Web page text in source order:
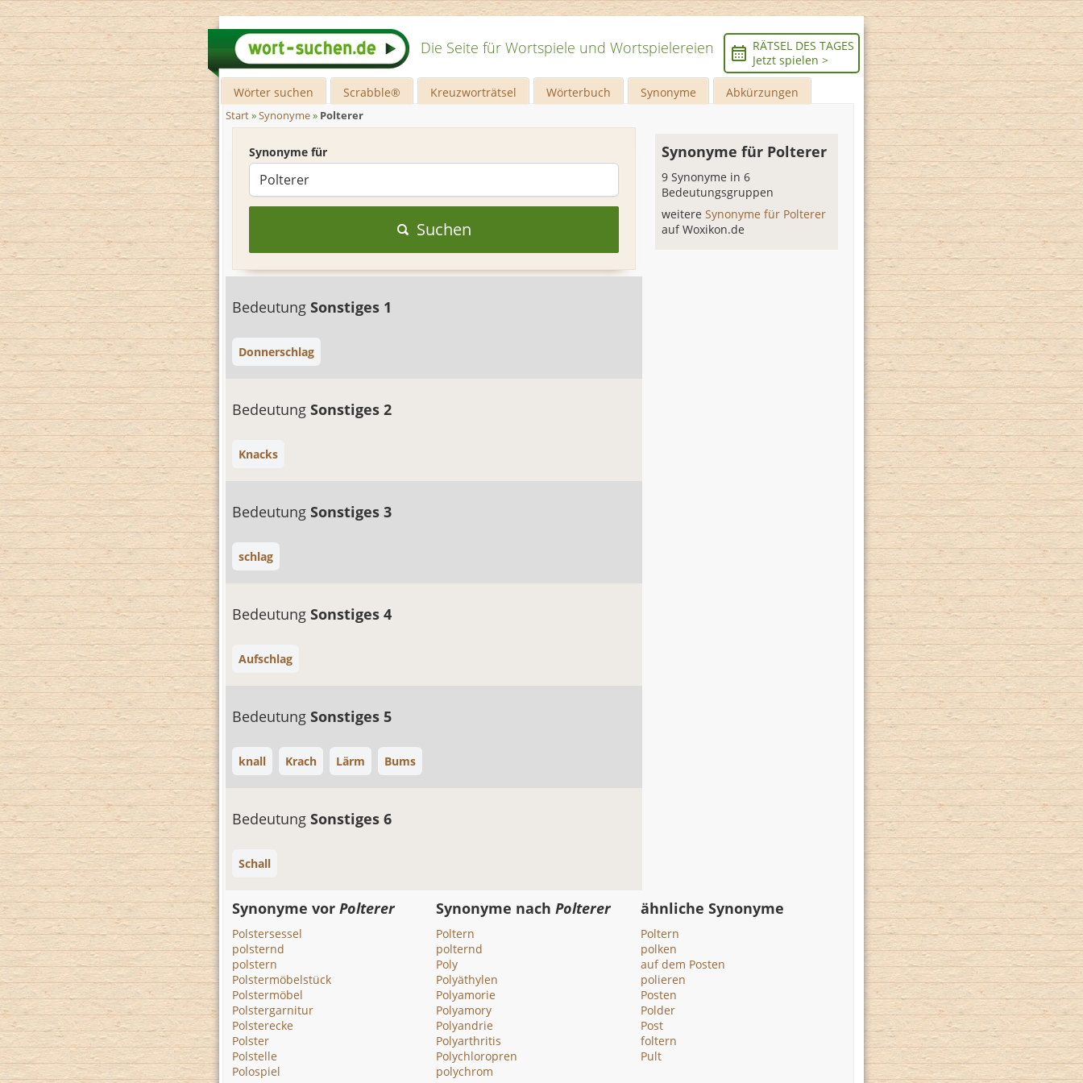
Die Seite für Wortspiele und Wortspielereien
RÄTSEL DES TAGES
Jetzt spielen >
Wörter suchen Scrabble® Kreuzworträtsel Wörterbuch Synonyme Abkürzungen
Start»Synonyme» Polterer
Synonyme für
Suchen
Bedeutung Sonstiges 1
Donnerschlag
Bedeutung Sonstiges 2
Knacks
Bedeutung Sonstiges 3
schlag
Bedeutung Sonstiges 4
Aufschlag
Bedeutung Sonstiges 5
knall Krach Lärm Bums
Bedeutung Sonstiges 6
Schall
Synonyme für Polterer
9 Synonyme in 6
Bedeutungsgruppen
weitereSynonyme für Polterer
auf Woxikon.de
Synonyme vor Polterer
Polstersessel
polsternd
polstern
Polstermöbelstück
Polstermöbel
Polstergarnitur
Polsterecke
Polster
Polstelle
Polospiel
Synonyme nachPolterer
Poltern
polternd
Poly
Polyäthylen
Polyamorie
Polyamory
Polyandrie
Polyarthritis
Polychloropren
polychrom
ähnliche Synonyme
Poltern
polken
auf dem Posten
polieren
Posten
Polder
Post
foltern
Pult